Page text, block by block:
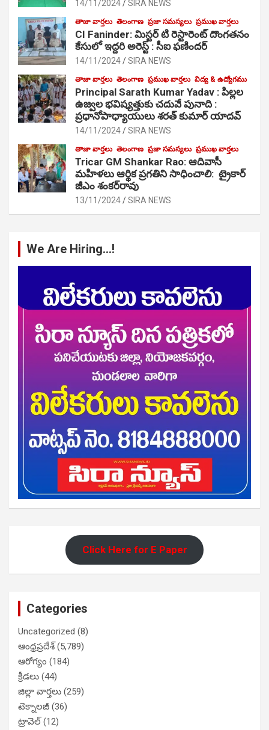
14/11/2024 SIRA NEWS
తాజా వార్తలు తెలంగాణ ప్రజా సమస్యలు ప్రముఖ వార్తలు
CI Faninder: మిస్టర్ టి రెస్టారెంట్ దొంగతనం
కేసులో ఇద్దరి అరెస్ట్ : సీఐ ఫణిందర్
14/11/2024 SIRA NEWS
తాజా వార్తలు తెలంగాణ ప్రముఖ వార్తలు విద్య & ఉద్యోగము
Principal Sarath Kumar Yadav : పిల్లల
ఉజ్వల భవిష్యత్తుకు చదువే పునాది :
ప్రధానోపాధ్యాయులు శరత్ కుమార్ యాదవ్
14/11/2024 SIRA NEWS
తాజా వార్తలు తెలంగాణ ప్రజా సమస్యలు ప్రముఖ వార్తలు
Tricar GM Shankar Rao: ఆదివాసీ
మహిళలు ఆర్థిక ప్రగతిని సాధించాలి: ట్రైకార్
జీఎం శంకర్‌రావు
13/11/2024 SIRA NEWS
We Are Hiring…!
Click Here for E Paper
Categories
Uncategorized (8)
ఆంధ్రప్రదేశ్(5,789)
ఆరోగ్యం (184)
క్రీడలు (44)
జిల్లా వార్తలు (259)
టెక్నాలజీ (36)
ట్రావెల్(12)